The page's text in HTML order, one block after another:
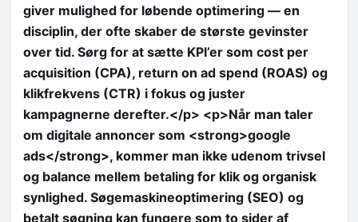
giver mulighed for løbende optimering — en
disciplin, der ofte skaber de største gevinster
over tid. Sørg for at sætte KPI’er som cost per
acquisition (CPA), return on ad spend (ROAS) og
klikfrekvens (CTR) i fokus og juster
kampagnerne derefter.</p> <p>Når man taler
om digitale annoncer som <strong>google
ads</strong>, kommer man ikke udenom trivsel
og balance mellem betaling for klik og organisk
synlighed. Søgemaskineoptimering (SEO) og
betalt søgning kan fungere som to sider af